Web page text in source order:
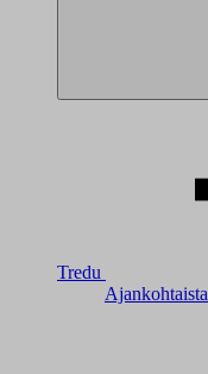
Tredu
Ajankohtaista